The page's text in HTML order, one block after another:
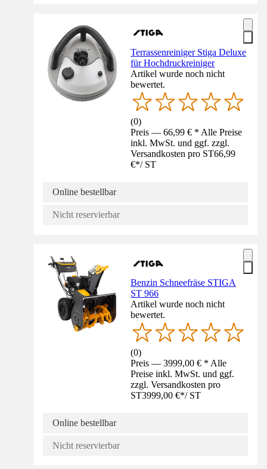
Terrassenreiniger Stiga Deluxe
für Hochdruckreiniger
Artikel wurde noch nicht
bewertet.
(0)
Preis — 66,99 € * Alle Preise
inkl. MwSt. und ggf. zzgl.
Versandkosten pro ST66,99
€*/ ST
Online bestellbar
Nicht reservierbar
Benzin Schneefräse STIGA
ST 966
Artikel wurde noch nicht
bewertet.
(0)
Preis — 3999,00 € * Alle
Preise inkl. MwSt. und ggf.
zzgl. Versandkosten pro
ST3999,00 €*/ ST
Online bestellbar
Nicht reservierbar